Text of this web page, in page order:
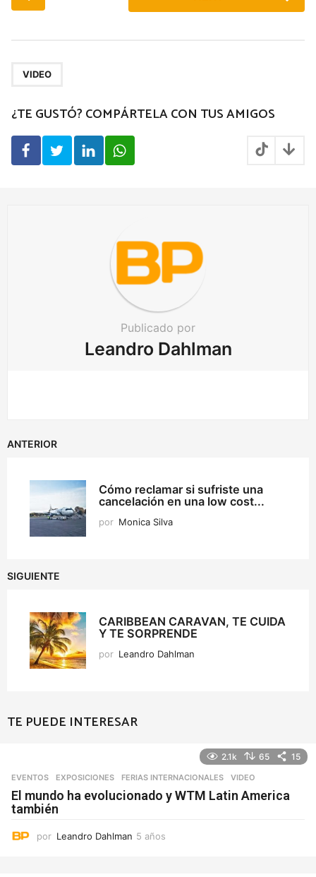
o
i
n
t
VIDEO
¿TE GUSTÓ? COMPÁRTELA CON TUS AMIGOS
Publicado por
Leandro Dahlman
ANTERIOR
Cómo reclamar si sufriste una
cancelación en una low cost...
por Monica Silva
SIGUIENTE
CARIBBEAN CARAVAN, TE CUIDA
Y TE SORPRENDE
por Leandro Dahlman
TE PUEDE INTERESAR
2.1k 65 15
EVENTOS ,EXPOSICIONES ,FERIAS INTERNACIONALES VIDEO
El mundo ha evolucionado y WTM Latin America
también
por Leandro Dahlman 5 años